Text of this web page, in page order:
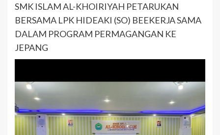
SMK ISLAM AL-KHOIRIYAH PETARUKAN
BERSAMA LPK HIDEAKI (SO) BEEKERJA SAMA
DALAM PROGRAM PERMAGANGAN KE
JEPANG